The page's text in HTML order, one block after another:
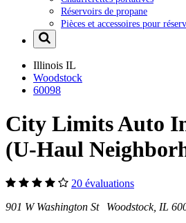
Réservoirs de propane
Pièces et accessoires pour
Illinois IL
Woodstock
60098
City Limits Auto
(U-Haul
20 évaluations
901 W Washington St Woodstock, IL